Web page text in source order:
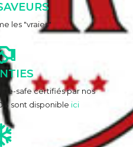
les "vraies"
safe certifiés par nos
sont disponible ici